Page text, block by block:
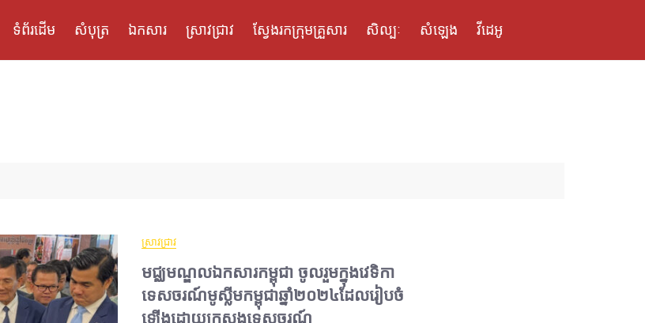
ទំព័រដើម សំបុត្រ ឯកសារ ស្រាវជ្រាវ ស្វែងរកក្រុមគ្រួសារ សិល្បៈ សំឡេង វីដេអូ
ស្រាវជ្រាវ
មជ្ឈមណ្ឌលឯកសារកម្ពុជា ចូលរួមក្នុងវេទិកា
ទេសចរណ៍មូស្លីមកម្ពុជាឆ្នាំ២០២៤ដែលរៀបចំ
ឡើងដោយក្រសួងទេសចរណ៍